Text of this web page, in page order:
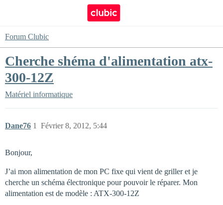
Forum Clubic
Cherche shéma d'alimentation atx-
300-12Z
Matériel informatique
Dane76 Février 8, 2012, 5:44
1
Bonjour,
J’ai mon alimentation de mon PC fixe qui vient de griller et je
cherche un schéma électronique pour pouvoir le réparer. Mon
alimentation est de modèle : ATX-300-12Z